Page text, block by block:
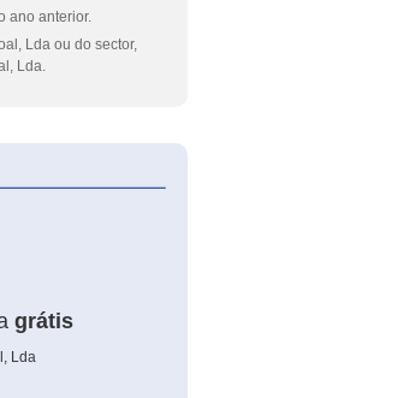
ano anterior.
Lda ou do sector,
Lda.
grátis
Lda